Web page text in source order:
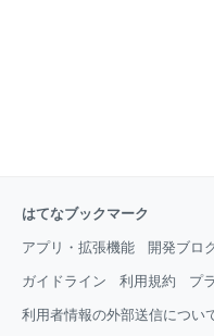
はてなブックマーク
アプリ・拡張機能 開発ブロ
ガイドライン 利用規約 プ
利用者情報の外部送信につい